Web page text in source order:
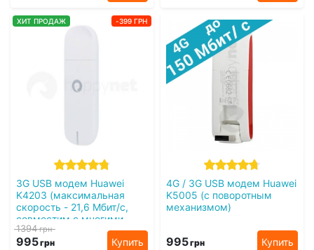
ХИТ ПРОДАЖ -399 ГРН
3G USB модем Huawei
K4203 (максимальная
скорость - 21,6 Мбит/с,
совместим с многими
стационарными
роутерами)
1394грн
995грн Купить
4G / 3G USB модем Huawei
K5005 (с поворотным
механизмом)
995грн Купить